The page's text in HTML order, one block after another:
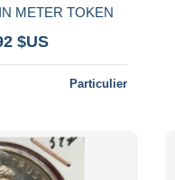
METER TOKEN
$US
Particulier